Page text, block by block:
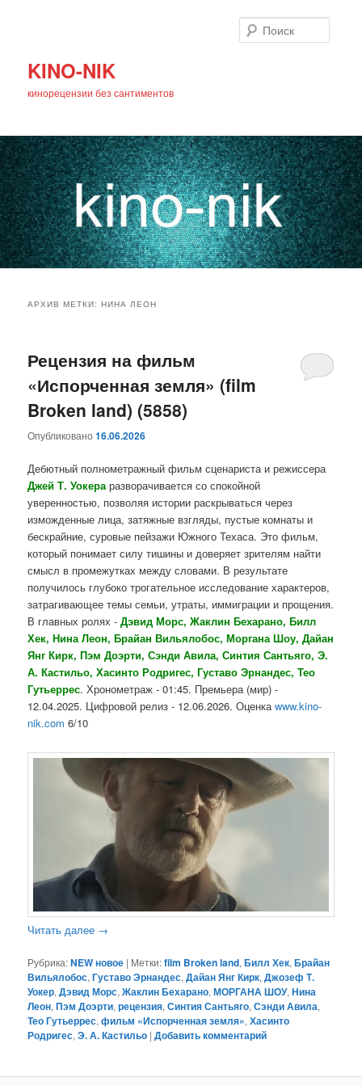
KINO-NIK
кинорецензии без сантиментов
основному
содержимому
дополнительному
содержимому
АРХИВ МЕТКИ:НИНА ЛЕОН
Рецензия на фильм
«Испорченная земля» (film
Broken land) (5858)
Опубликовано16.06.2026
Дебютный полнометражный фильм сценариста и режиссера
Джей Т. Уокера разворачивается со спокойной
уверенностью, позволяя истории раскрываться через
изможденные лица, затяжные взгляды, пустые комнаты и
бескрайние, суровые пейзажи Южного Техаса. Это фильм,
который понимает силу тишины и доверяет зрителям найти
смысл в промежутках между словами. В результате
получилось глубоко трогательное исследование характеров,
затрагивающее темы семьи, утраты, иммиграции и прощения.
В главных ролях -Дэвид Морс, Жаклин Бехарано, Билл
Хек, Нина Леон, Брайан Вильялобос, Моргана Шоу, Дайан
Янг Кирк, Пэм Доэрти, Сэнди Авила, Синтия Сантьяго, Э.
А. Кастильо, Хасинто Родригес, Густаво Эрнандес, Тео
Гутьеррес. Хронометраж - 01:45. Премьера (мир) -
12.04.2025. Цифровой релиз - 12.06.2026. Оценкаwww.kino-
nik.com 6/10
Читать далее →
Рубрика:NEW новое | Метки:film Broken land,Билл Хек,Брайан
Вильялобос,Густаво Эрнандес,Дайан Янг Кирк,Джозеф Т.
Уокер,Дэвид Морс,Жаклин Бехарано,МОРГАНА ШОУ,Нина
Леон,Пэм Доэрти,рецензия,Синтия Сантьяго,Сэнди Авила,
Тео Гутьеррес,фильм «Испорченная земля»,Хасинто
Родригес,Э. А. Кастильо |Добавить комментарий